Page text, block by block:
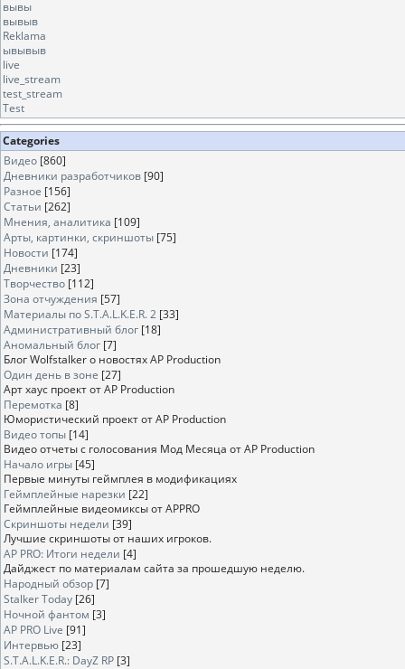
вывы
вывыв
Reklama
ывывыв
live
live_stream
test_stream
Test
Categories
Видео [860]
Дневники разработчиков [90]
Разное [156]
Статьи [262]
Мнения, аналитика [109]
Арты, картинки, скриншоты [75]
Новости [174]
Дневники [23]
Творчество [112]
Зона отчуждения [57]
Материалы по S.T.A.L.K.E.R. 2 [33]
Административный блог [18]
Аномальный блог [7]
Блог Wolfstalker о новостях AP Production
Один день в зоне [27]
Арт хаус проект от AP Production
Перемотка [8]
Юмористический проект от AP Production
Видео топы [14]
Видео отчеты с голосования Мод Месяца от AP Production
Начало игры [45]
Первые минуты геймплея в модификациях
Геймплейные нарезки [22]
Геймплейные видеомиксы от APPRO
Скриншоты недели [39]
Лучшие скриншоты от наших игроков.
AP PRO: Итоги недели [4]
Дайджест по материалам сайта за прошедшую неделю.
Народный обзор [7]
Stalker Today [26]
Ночной фантом [3]
AP PRO Live [91]
Интервью [23]
S.T.A.L.K.E.R.: DayZ RP [3]